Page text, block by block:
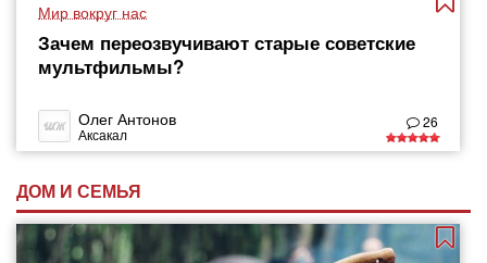
Мир вокруг нас
Зачем переозвучивают старые советские
мультфильмы?
Олег Антонов
Аксакал
26
ДОМ И СЕМЬЯ